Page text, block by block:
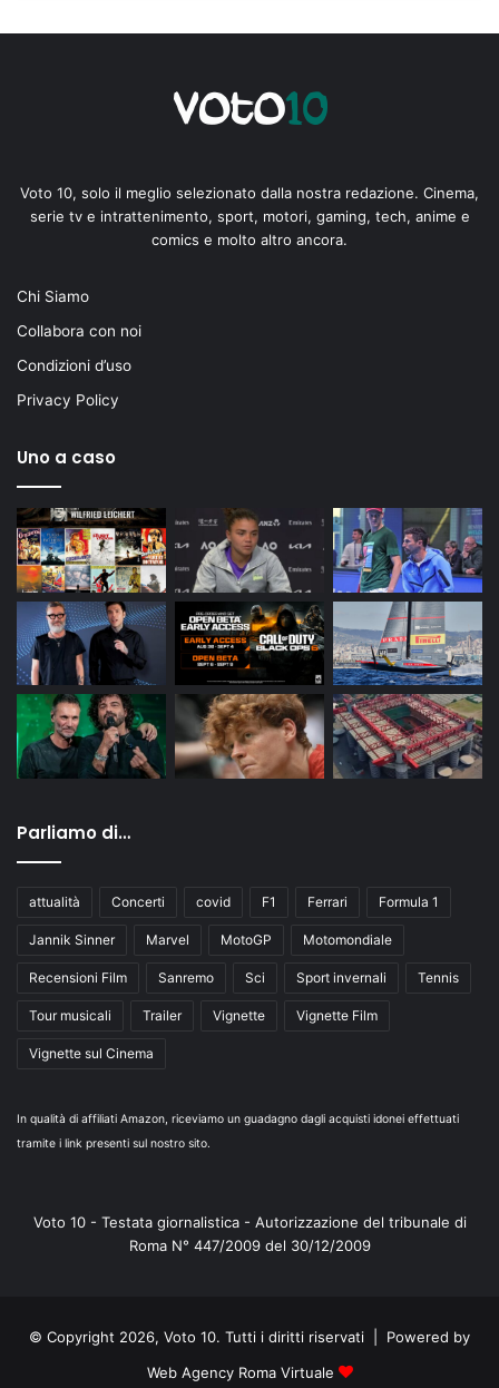
Voto 10, solo il meglio selezionato dalla nostra redazione. Cinema,
serie tv e intrattenimento, sport, motori, gaming, tech, anime e
comics e molto altro ancora.
Chi Siamo
Collabora con noi
Condizioni d’uso
Privacy Policy
Uno a caso
Parliamo di…
attualità Concerti covid F1 Ferrari Formula 1
Jannik Sinner Marvel MotoGP Motomondiale
Recensioni Film Sanremo Sci Sport invernali Tennis
Tour musicali Trailer Vignette Vignette Film
Vignette sul Cinema
In qualità di affiliati Amazon, riceviamo un guadagno dagli acquisti idonei effettuati
tramite i link presenti sul nostro sito.
Voto 10 - Testata giornalistica - Autorizzazione del tribunale di
Roma N° 447/2009 del 30/12/2009
© Copyright 2026, Voto 10. Tutti i diritti riservati | Powered by
Web Agency Roma Virtuale